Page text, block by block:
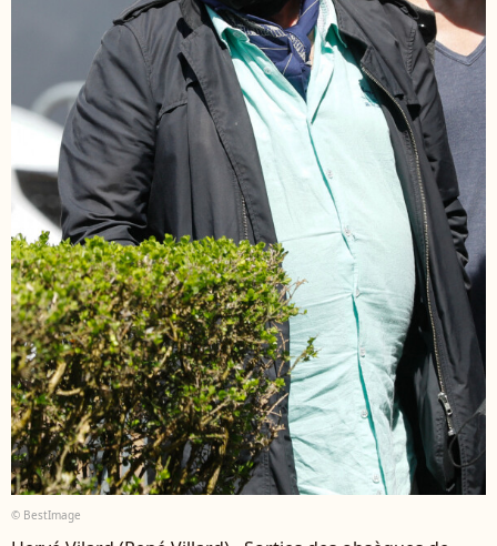
© BestImage